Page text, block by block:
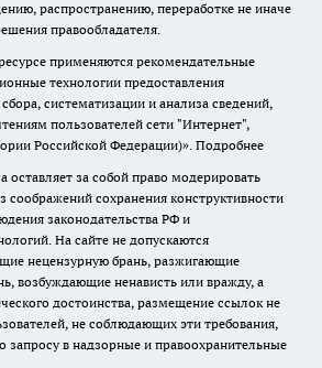
распространению, переработке не иначе
правообладателя.
применяются рекомендательные
технологии предоставления
систематизации и анализа сведений,
пользователей сети "Интернет",
Российской Федерации)». Подробнее
оставляет за собой право модерировать
соображений сохранения конструктивности
законодательства РФ и
На сайте не допускаются
нецензурную брань, разжигающие
возбуждающие ненависть или вражду, а
достоинства, размещение ссылок не
не соблюдающих эти требования,
запросу в надзорные и правоохранительные